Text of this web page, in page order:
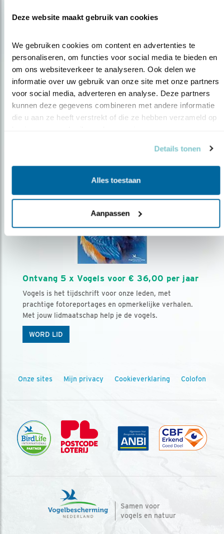
Deze website maakt gebruik van cookies
We gebruiken cookies om content en advertenties te
personaliseren, om functies voor social media te bieden en
om ons websiteverkeer te analyseren. Ook delen we
informatie over uw gebruik van onze site met onze partners
voor social media, adverteren en analyse. Deze partners
kunnen deze gegevens combineren met andere informatie
die u aan ze heeft verstrekt of die ze hebben verzameld op
Details tonen
Alles toestaan
Aanpassen
Meld je aan en ontvang nieuws, inspiratie, acties en tips
over vogels en activiteiten van Vogelbescherming.
AANMELDEN VOGELNIEUWS
Volg ons via social media
Ontvang 5 x Vogels voor € 36,00 per jaar
Vogels is het tijdschrift voor onze leden, met
prachtige fotoreportages en opmerkelijke verhalen.
Met jouw lidmaatschap help je de vogels.
WORD LID
Onze sites Mijn privacy Cookieverklaring Colofon
Samen voor
vogels en natuur